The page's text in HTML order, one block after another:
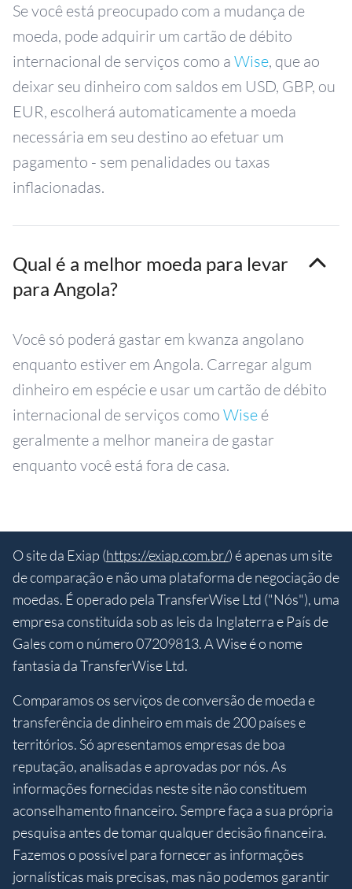
Se você está preocupado com a mudança de
moeda, pode adquirir um cartão de débito
internacional de serviços como a Wise, que ao
deixar seu dinheiro com saldos em USD, GBP, ou
EUR, escolherá automaticamente a moeda
necessária em seu destino ao efetuar um
pagamento - sem penalidades ou taxas
inflacionadas.
Qual é a melhor moeda para levar
para Angola?
Você só poderá gastar em kwanza angolano
enquanto estiver em Angola. Carregar algum
dinheiro em espécie e usar um cartão de débito
internacional de serviços como Wise é
geralmente a melhor maneira de gastar
enquanto você está fora de casa.
O site da Exiap (https://exiap.com.br/) é apenas um site
de comparação e não uma plataforma de negociação de
moedas. É operado pela TransferWise Ltd ("Nós"), uma
empresa constituída sob as leis da Inglaterra e País de
Gales com o número 07209813. A Wise é o nome
fantasia da TransferWise Ltd.
Comparamos os serviços de conversão de moeda e
transferência de dinheiro em mais de 200 países e
territórios. Só apresentamos empresas de boa
reputação, analisadas e aprovadas por nós. As
informações fornecidas neste site não constituem
aconselhamento financeiro. Sempre faça a sua própria
pesquisa antes de tomar qualquer decisão financeira.
Fazemos o possível para fornecer as informações
jornalísticas mais precisas, mas não podemos garantir